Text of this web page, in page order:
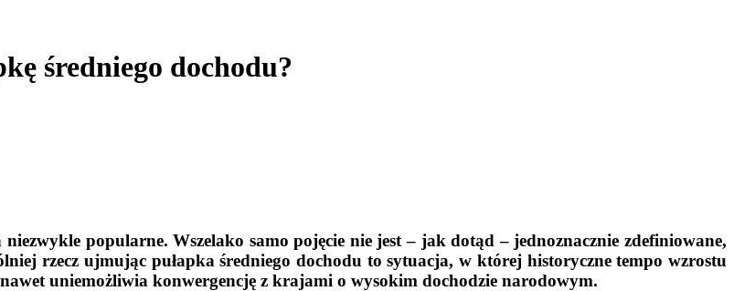
średniego dochodu?
popularne. Wszelako samo pojęcie nie jest – jak dotąd – jednoznacznie zdefiniowane,
rzecz ujmując pułapka średniego dochodu to sytuacja, w której historyczne tempo wzrostu
uniemożliwia konwergencję z krajami o wysokim dochodzie narodowym.